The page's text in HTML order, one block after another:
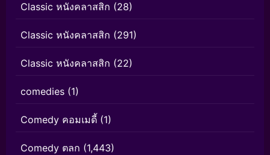
Classic หนังคลาสสิก (28)
Classic หนังคลาสสิก (291)
Classic หนังคลาสสิก (22)
comedies (1)
Comedy คอมเมดี้ (1)
Comedy ตลก (1,443)